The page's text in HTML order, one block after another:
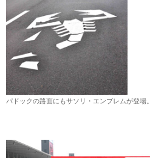
パドックの路面にもサソリ・エンブレムが登場。